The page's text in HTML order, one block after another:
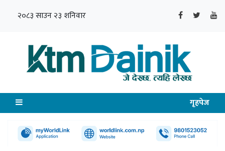
२०८३ साउन २३ शनिवार
गृहपेज